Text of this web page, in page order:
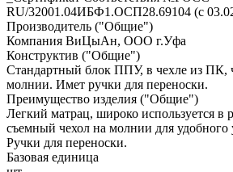
RU/32001.04ИБФ1.ОСП28.69104 (с
Производитель ("Общие")
Компания ВиЦыАн, ООО г.Уфа
Конструктив ("Общие")
Стандартный блок ППУ, в чехле из ПК,
молнии. Имет ручки для переноски.
Преимущество изделия ("Общие")
Легкий матрац, широко используется в
съемный чехол на молнии для удобного
Ручки для переноски.
Базовая единица